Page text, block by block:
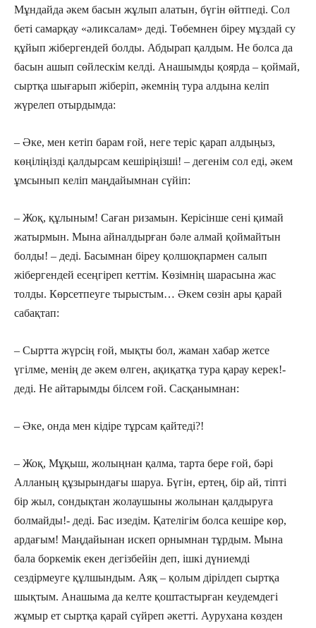
Мұндайда əкем басын жұлып алатын, бүгін өйтпеді. Сол
беті самарқау «əликсалам» деді. Төбемнен біреу мұздай су
құйып жібергендей болды. Абдырап қалдым. Не болса да
басын ашып сөйлескім келді. Анашымды қоярда – қоймай,
сыртқа шығарып жіберіп, əкемнің тура алдына келіп
жүрелеп отырдымда:
– Әке, мен кетіп барам ғой, неге теріс қарап алдыңыз,
көңіліңізді қалдырсам кешіріңізші! – дегенім сол еді, əкем
ұмсынып келіп маңдайымнан сүйіп:
– Жоқ, құлыным! Саған ризамын. Керісінше сені қимай
жатырмын. Мына айналдырған бəле алмай қоймайтын
болды! – деді. Басымнан біреу қолшоқпармен салып
жібергендей есеңгіреп кеттім. Көзімнің шарасына жас
толды. Көрсетпеуге тырыстым… Əкем сөзін ары қарай
сабақтап:
– Сыртта жүрсің ғой, мықты бол, жаман хабар жетсе
үгілме, менің де əкем өлген, ақиқатқа тура қарау керек!-
деді. Не айтарымды білсем ғой. Сасқанымнан:
– Əке, онда мен кідіре тұрсам қайтеді?!
– Жоқ, Мұқыш, жолыңнан қалма, тарта бере ғой, бəрі
Алланың құзырындағы шаруа. Бүгін, ертең, бір ай, тіпті
бір жыл, сондықтан жолаушыны жолынан қалдыруға
болмайды!- деді. Бас изедім. Қателігім болса кешіре көр,
ардағым! Маңдайынан искеп орнымнан тұрдым. Мына
бала боркемік екен дегізбейін деп, ішкі дүниемді
сездірмеуге құлшындым. Аяқ – қолым дірілдеп сыртқа
шықтым. Анашыма да келте қоштастырған кеудемдегі
жұмыр ет сыртқа қарай сүйреп əкетті. Аурухана көзден